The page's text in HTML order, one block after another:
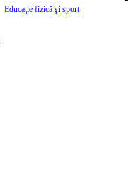
Educaţie fizică şi sport